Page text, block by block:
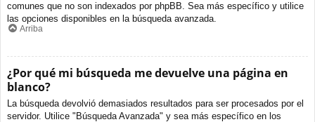
comunes que no son indexados por phpBB. Sea más específico y utilice
las opciones disponibles en la búsqueda avanzada.
Arriba
¿Por qué mi búsqueda me devuelve una página en
blanco?
La búsqueda devolvió demasiados resultados para ser procesados por el
servidor. Utilice "Búsqueda Avanzada" y sea más específico en los